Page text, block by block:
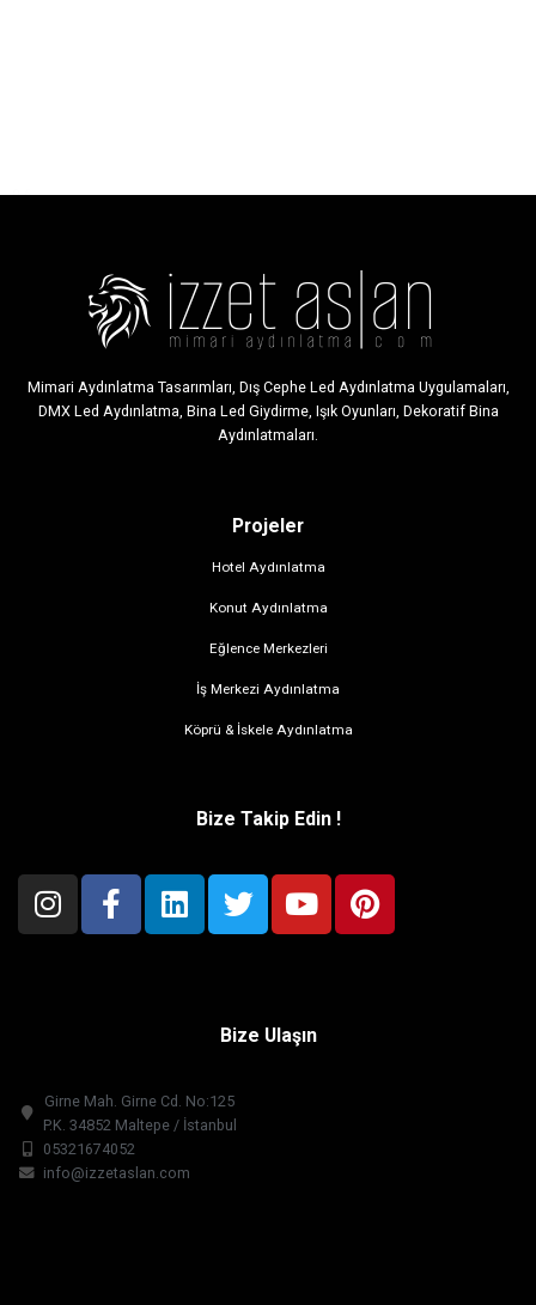
Mimari Aydınlatma Tasarımları, Dış Cephe Led Aydınlatma Uygulamaları,
DMX Led Aydınlatma, Bina Led Giydirme, Işık Oyunları, Dekoratif Bina
Aydınlatmaları.
Projeler
Hotel Aydınlatma
Konut Aydınlatma
Eğlence Merkezleri
İş Merkezi Aydınlatma
Köprü & İskele Aydınlatma
Bize Takip Edin !
Bize Ulaşın
Girne Mah. Girne Cd. No:125
P.K. 34852 Maltepe / İstanbul
05321674052
info@izzetaslan.com